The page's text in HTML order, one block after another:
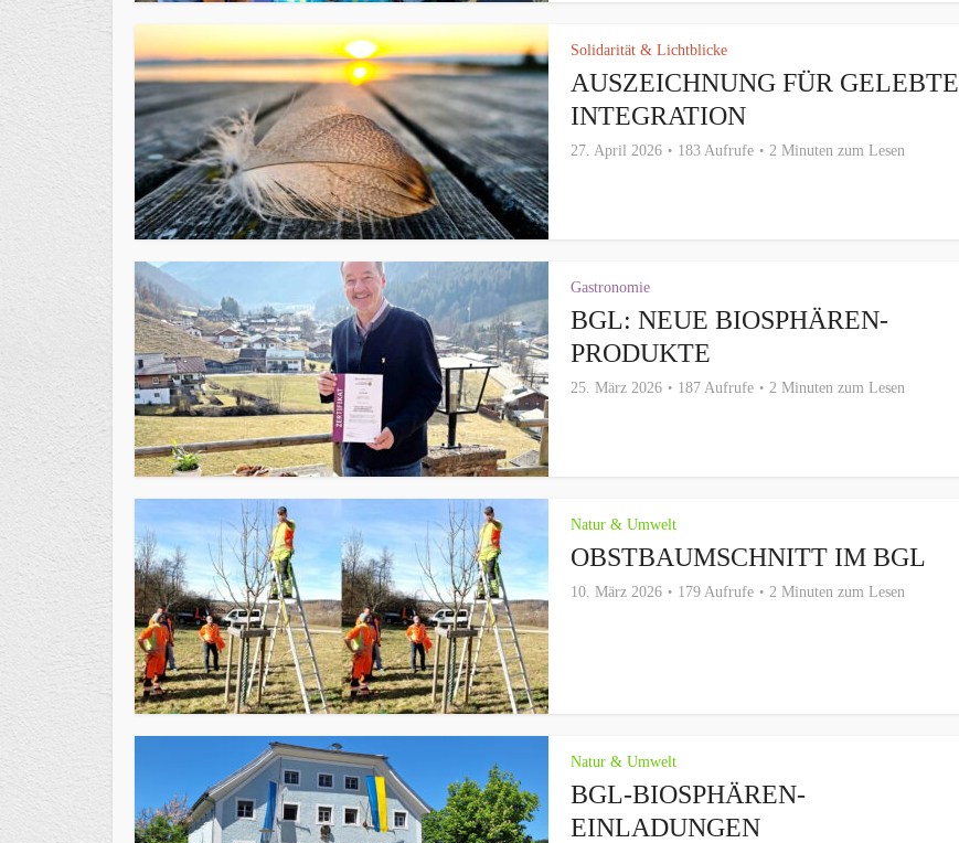
Solidarität & Lichtblicke
AUSZEICHNUNG FÜR GELEBTE
INTEGRATION
27. April 2026 183 Aufrufe 2 Minuten zum Lesen
Gastronomie
BGL: NEUE BIOSPHÄREN-
PRODUKTE
25. März 2026 187 Aufrufe 2 Minuten zum Lesen
Natur & Umwelt
OBSTBAUMSCHNITT IM BGL
10. März 2026 179 Aufrufe 2 Minuten zum Lesen
Natur & Umwelt
BGL-BIOSPHÄREN-
EINLADUNGEN